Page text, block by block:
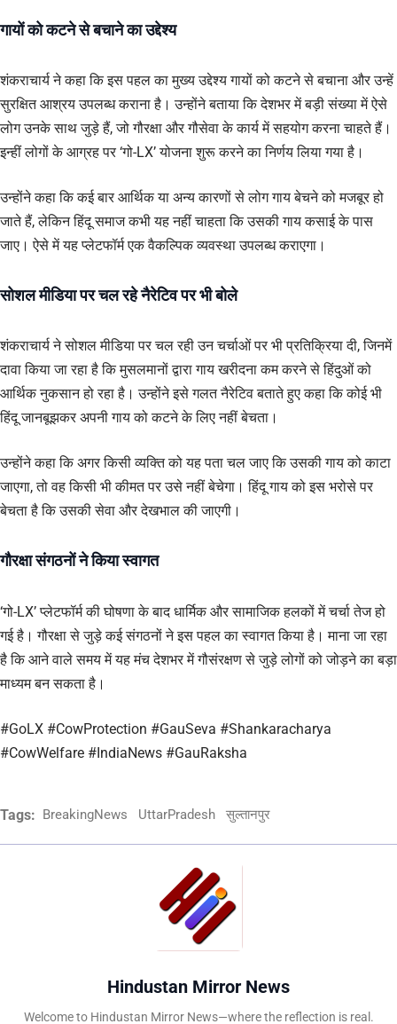
गायों को कटने से बचाने का उद्देश्य
शंकराचार्य ने कहा कि इस पहल का मुख्य उद्देश्य गायों को कटने से बचाना और उन्हें
सुरक्षित आश्रय उपलब्ध कराना है। उन्होंने बताया कि देशभर में बड़ी संख्या में ऐसे
लोग उनके साथ जुड़े हैं, जो गौरक्षा और गौसेवा के कार्य में सहयोग करना चाहते हैं।
इन्हीं लोगों के आग्रह पर ‘गो-LX’ योजना शुरू करने का निर्णय लिया गया है।
उन्होंने कहा कि कई बार आर्थिक या अन्य कारणों से लोग गाय बेचने को मजबूर हो
जाते हैं, लेकिन हिंदू समाज कभी यह नहीं चाहता कि उसकी गाय कसाई के पास
जाए। ऐसे में यह प्लेटफॉर्म एक वैकल्पिक व्यवस्था उपलब्ध कराएगा।
सोशल मीडिया पर चल रहे नैरेटिव पर भी बोले
शंकराचार्य ने सोशल मीडिया पर चल रही उन चर्चाओं पर भी प्रतिक्रिया दी, जिनमें
दावा किया जा रहा है कि मुसलमानों द्वारा गाय खरीदना कम करने से हिंदुओं को
आर्थिक नुकसान हो रहा है। उन्होंने इसे गलत नैरेटिव बताते हुए कहा कि कोई भी
हिंदू जानबूझकर अपनी गाय को कटने के लिए नहीं बेचता।
उन्होंने कहा कि अगर किसी व्यक्ति को यह पता चल जाए कि उसकी गाय को काटा
जाएगा, तो वह किसी भी कीमत पर उसे नहीं बेचेगा। हिंदू गाय को इस भरोसे पर
बेचता है कि उसकी सेवा और देखभाल की जाएगी।
गौरक्षा संगठनों ने किया स्वागत
‘गो-LX’ प्लेटफॉर्म की घोषणा के बाद धार्मिक और सामाजिक हलकों में चर्चा तेज हो
गई है। गौरक्षा से जुड़े कई संगठनों ने इस पहल का स्वागत किया है। माना जा रहा
है कि आने वाले समय में यह मंच देशभर में गौसंरक्षण से जुड़े लोगों को जोड़ने का बड़ा
माध्यम बन सकता है।
#GoLX #CowProtection #GauSeva #Shankaracharya
#CowWelfare #IndiaNews #GauRaksha
Tags: BreakingNews UttarPradesh सुल्तानपुर
Hindustan Mirror News
Welcome to Hindustan Mirror News—where the reflection is real.